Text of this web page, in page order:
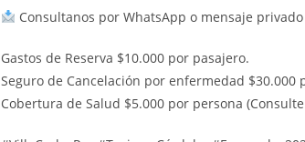
Consultanos por WhatsApp o mensaje
Gastos de Reserva $10.000 por pasajero.
Seguro de Cancelación por enfermedad $30.000
Cobertura de Salud $5.000 por persona